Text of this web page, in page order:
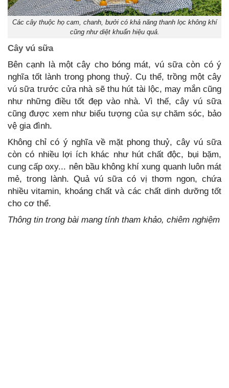
Các cây thuộc họ cam, chanh, bưởi có khả năng thanh lọc không khí
cũng như diệt khuẩn hiệu quả.
Cây vú sữa
Bên cạnh là một cây cho bóng mát, vú sữa còn có ý
nghĩa tốt lành trong phong thuỷ. Cụ thể, trồng một cây
vú sữa trước cửa nhà sẽ thu hút tài lộc, may mắn cũng
như những điều tốt đẹp vào nhà. Vì thế, cây vú sữa
cũng được xem như biểu tượng của sự chăm sóc, bảo
vệ gia đình.
Không chỉ có ý nghĩa về mặt phong thuỷ, cây vú sữa
còn có nhiều lợi ích khác như hút chất độc, bụi bặm,
cung cấp oxy... nên bầu không khí xung quanh luôn mát
mẻ, trong lành. Quả vú sữa có vị thơm ngon, chứa
nhiều vitamin, khoáng chất và các chất dinh dưỡng tốt
cho cơ thể.
Thông tin trong bài mang tính tham khảo, chiêm nghiệm